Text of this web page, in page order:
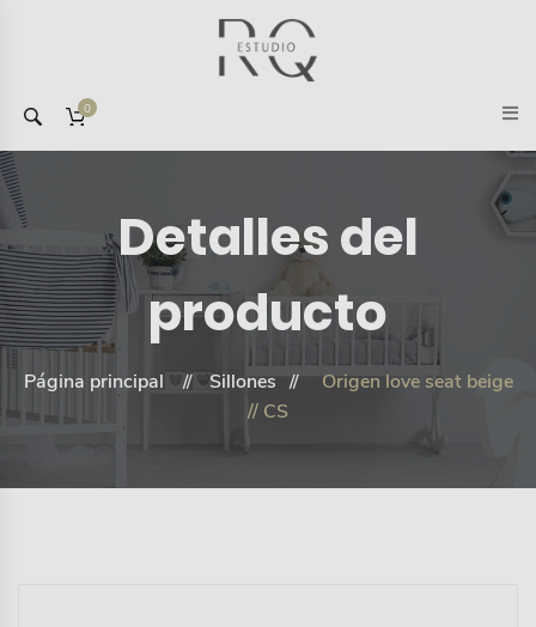
0
Detalles del
producto
Página principal Sillones
Origen love seat beige
// CS